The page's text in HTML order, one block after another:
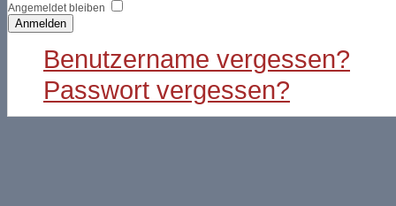
Angemeldet bleiben
Anmelden
Benutzername vergessen?
Passwort vergessen?